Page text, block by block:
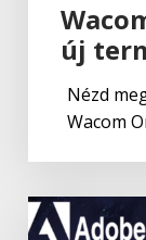
új
Nézd
Wacom